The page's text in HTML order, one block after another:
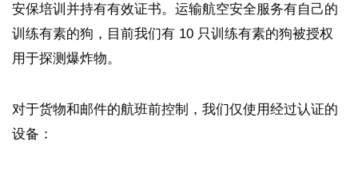
安保培训并持有有效证书。运输航空安全服务有自己的
训练有素的狗，目前我们有 10 只训练有素的狗被授权
用于探测爆炸物。
对于货物和邮件的航班前控制，我们仅使用经过认证的
设备：